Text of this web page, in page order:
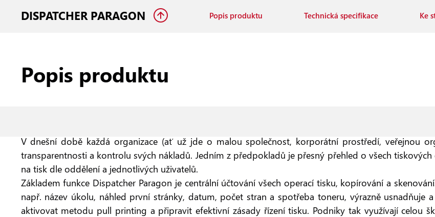
DISPATCHER PARAGON Popis produktu Technická specifikace Ke
Popis produktu
V dnešní době každá organizace (ať už jde o malou společnost, korporátní prostředí, veřejnou
transparentnosti a kontrolu svých nákladů. Jedním z předpokladů je přesný přehled o všech
na tisk dle oddělení a jednotlivých uživatelů.
Základem funkce Dispatcher Paragon je centrální účtování všech operací tisku, kopírování a
např. název úkolu, náhled první stránky, datum, počet stran a spotřeba toneru, výrazně usnadňuje
aktivovat metodu pull printing a připravit efektivní zásady řízení tisku. Podniky tak využívají celou